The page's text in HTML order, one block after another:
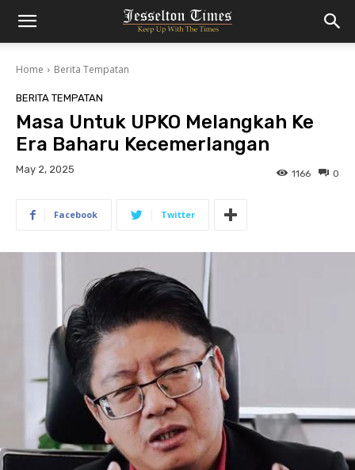
Home Berita Tempatan
BERITA TEMPATAN
Masa Untuk UPKO Melangkah Ke
Era Baharu Kecemerlangan
May 2, 2025 0
1166
Facebook Twitter